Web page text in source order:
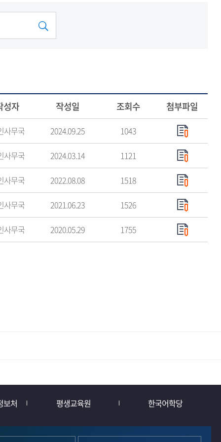
성자 작성일 조회수 첨부파일
사무국 2024.09.25 1043
사무국 2024.03.14 1121
사무국 2022.08.08 1518
사무국 2021.06.23 1526
사무국 2020.05.29 1755
보처 평생교육원 한국어학당